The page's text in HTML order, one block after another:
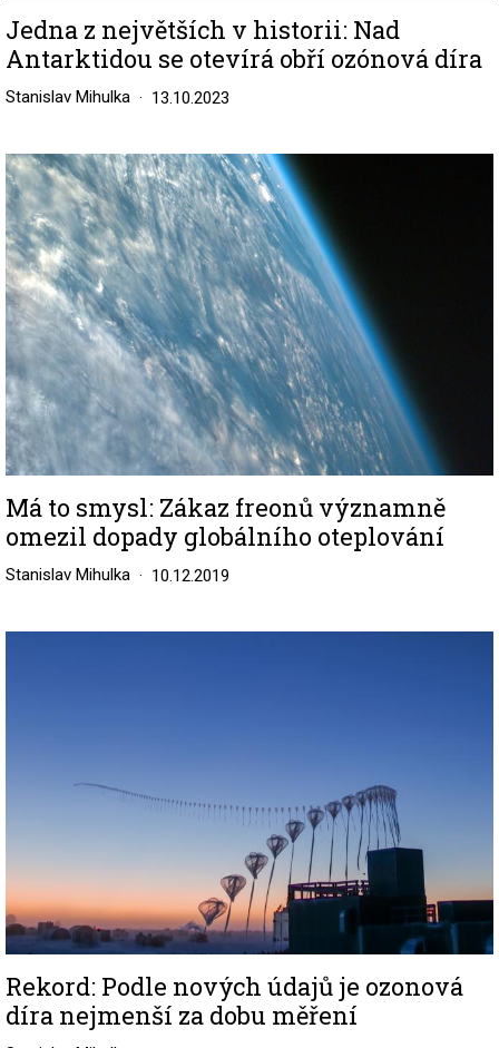
Jedna z největších v historii: Nad
Antarktidou se otevírá obří ozónová díra
Stanislav Mihulka 13.10.2023
Image
Má to smysl: Zákaz freonů významně
omezil dopady globálního oteplování
Stanislav Mihulka 10.12.2019
Rekord: Podle nových údajů je ozonová
díra nejmenší za dobu měření